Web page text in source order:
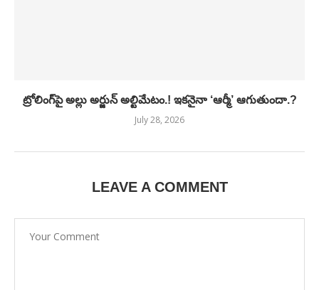
ట్రోలింగ్‌పై అల్లు అర్జున్ అల్టిమేటం.! ఇకనైనా ‘ఆర్మీ’ ఆగుతుందా.?
July 28, 2026
LEAVE A COMMENT